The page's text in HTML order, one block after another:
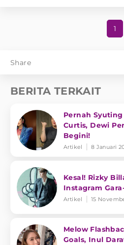
1
Share
BERITA TERKAIT
Pernah
Curtis, Dewi
Begini!
Artikel 8 Januari
Kesal! Rizky
Instagram
Artikel 15
Melow
Goals, Inul